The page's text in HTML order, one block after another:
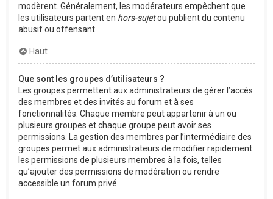
modèrent. Généralement, les modérateurs empêchent que
les utilisateurs partent en hors-sujetou publient du contenu
abusif ou offensant.
Haut
Que sont les groupes d’utilisateurs ?
Les groupes permettent aux administrateurs de gérer l’accès
des membres et des invités au forum et à ses
fonctionnalités. Chaque membre peut appartenir à un ou
plusieurs groupes et chaque groupe peut avoir ses
permissions. La gestion des membres par l’intermédiaire des
groupes permet aux administrateurs de modifier rapidement
les permissions de plusieurs membres à la fois, telles
qu’ajouter des permissions de modération ou rendre
accessible un forum privé.